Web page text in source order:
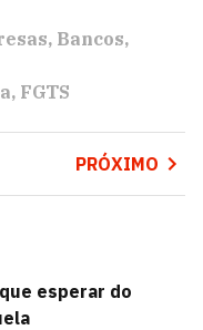
Bancos
FGTS
PRÓXIMO
esperar do